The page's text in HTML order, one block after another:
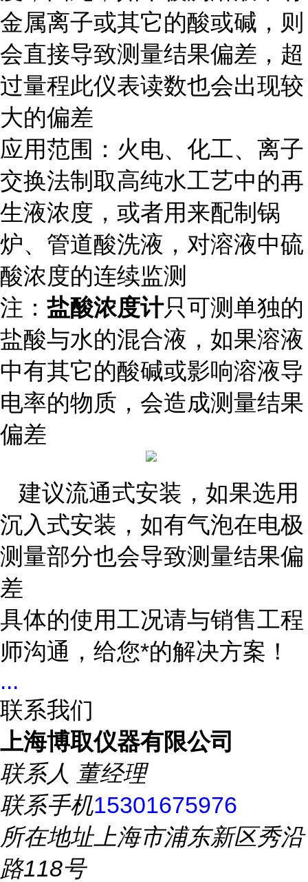
金属离子或其它的酸或碱，则
会直接导致测量结果偏差，超
过量程此仪表读数也会出现较
大的偏差
应用范围：火电、化工、离子
交换法制取高纯水工艺中的再
生液浓度，或者用来配制锅
炉、管道酸洗液，对溶液中硫
酸浓度的连续监测
注： 盐酸浓度计只可测单独的
盐酸与水的混合液，如果溶液
中有其它的酸碱或影响溶液导
电率的物质，会造成测量结果
偏差
建议流通式安装，如果选用
沉入式安装，如有气泡在电极
测量部分也会导致测量结果偏
差
具体的使用工况请与销售工程
师沟通，给您*的解决方案！
...
联系我们
上海博取仪器有限公司
联系人 董经理
联系手机15301675976
所在地址上海市浦东新区秀沿
路118号